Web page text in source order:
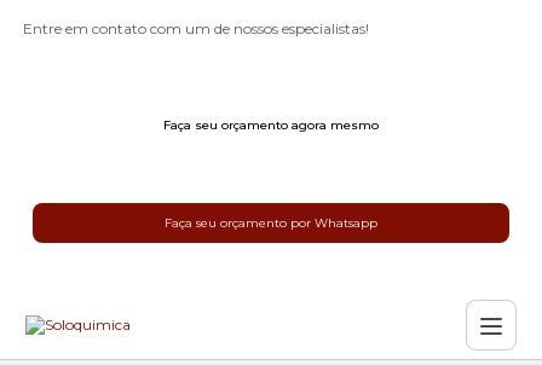
Entre em contato com um de nossos especialistas!
Faça seu orçamento agora mesmo
Faça seu orçamento por Whatsapp